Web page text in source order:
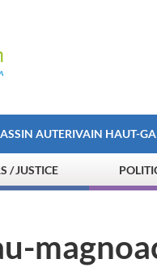
AUTERIVAIN HAUT-
/ JUSTICE